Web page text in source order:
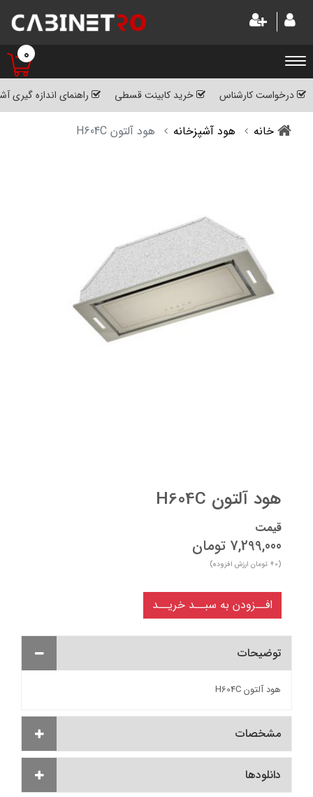
0
درخواست کارشناس خرید کابینت قسطی راهنمای اندازه گیری
خانه هود آشپزخانه هود آلتون H604C
هود آلتون H604C
قیمت
7,299,000 تومان
(
+0 تومان ارزش افزوده)
افــزودن به سبــد خریــد
توضیحات
هود آلتون H604C
مشخصات
دانلودها